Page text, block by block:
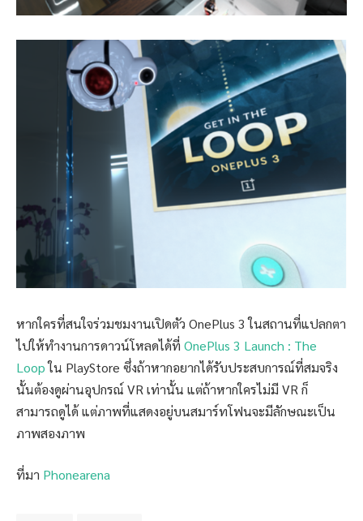
หากใครที่สนใจร่วมชมงานเปิดตัว OnePlus 3 ในสถานที่แปลกตา
ไปให้ทำงานการดาวน์โหลดได้ที่ OnePlus 3 Launch : The
Loopใน PlayStore ซึ่งถ้าหากอยากได้รับประสบการณ์ที่สมจริง
นั้นต้องดูผ่านอุปกรณ์ VR เท่านั้น แต่ถ้าหากใครไม่มี VR ก็
สามารถดูได้ แต่ภาพที่แสดงอยู่บนสมาร์ทโฟนจะมีลักษณะเป็น
ภาพสองภาพ
ที่มา Phonearena